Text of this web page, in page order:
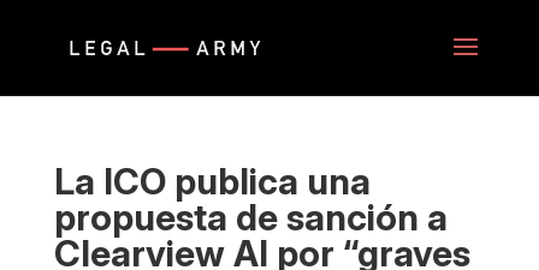
La ICO publica una
propuesta de sanción a
Clearview AI por “graves